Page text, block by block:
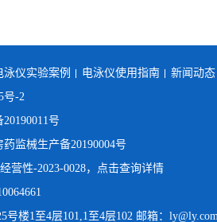
泳仪实验案例 电泳仪使用指南 新闻动态
号-2
号
监械生产备20190004号
营性-2023-0028，点击查询详情
楼1至4层101,1至4层102 邮箱：